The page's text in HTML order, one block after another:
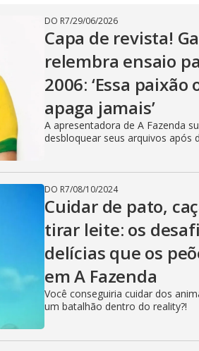
V
d
e
o
DO R7/29/06/2026
Capa de revista!
relembra ensaio
2006: ‘Essa
apaga jamais’
A apresentadora de A Fazenda
desbloquear seus arquivos após
DO R7/08/10/2024
Cuidar de pato,
tirar leite: os
delícias que os
em A Fazenda
Você conseguiria cuidar dos
um batalhão dentro do reality?!